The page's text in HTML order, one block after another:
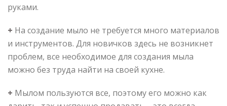
руками.
+ На создание мыло не требуется много материалов
и инструментов. Для новичков здесь не возникнет
проблем, все необходимое для создания мыла
можно без труда найти на своей кухне.
+ Мылом пользуются все, поэтому его можно как